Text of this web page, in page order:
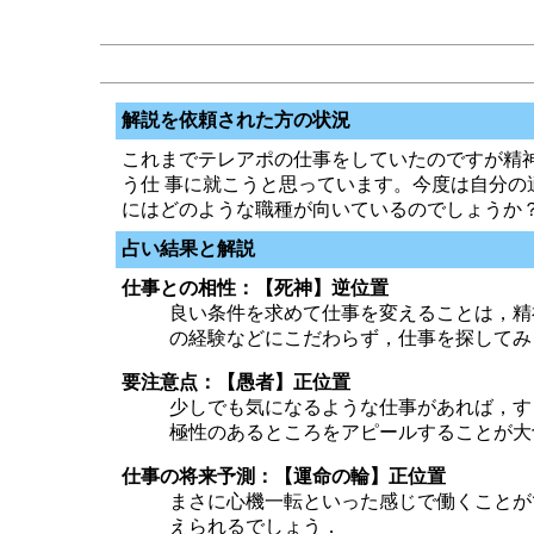
解説を依頼された方の状況
これまでテレアポの仕事をしていたのですが
う仕 事に就こうと思っています。今度は自分
にはどのような職種が向いているのでしょうか
占い結果と解説
仕事との相性：【死神】逆位置
良い条件を求めて仕事を変えることは，
の経験などにこだわらず，仕事を探して
要注意点：【愚者】正位置
少しでも気になるような仕事があれば，
極性のあるところをアピールすることが
仕事の将来予測：【運命の輪】正位置
まさに心機一転といった感じで働くこと
えられるでしょう．